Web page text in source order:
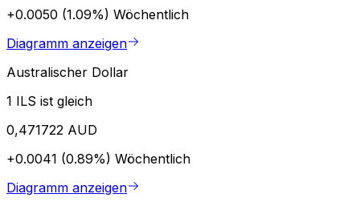
+0.0050 (1.09%) Wöchentlich
Diagramm anzeigen
Australischer Dollar
1 ILS ist gleich
0,471722 AUD
+0.0041 (0.89%) Wöchentlich
Diagramm anzeigen